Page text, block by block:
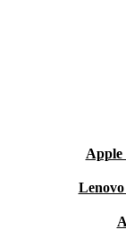
Apple